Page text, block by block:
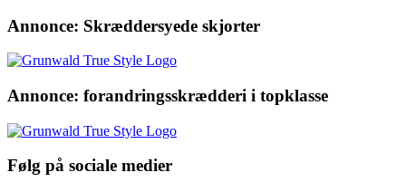
Annonce: Skræddersyede skjorter
Annonce: forandringsskrædderi i topklasse
Følg på sociale medier